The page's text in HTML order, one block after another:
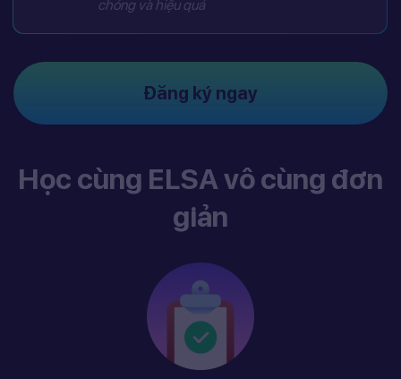
chóng và hiệu quả
Đăng ký ngay
Học cùng ELSA vô cùng đơn
giản